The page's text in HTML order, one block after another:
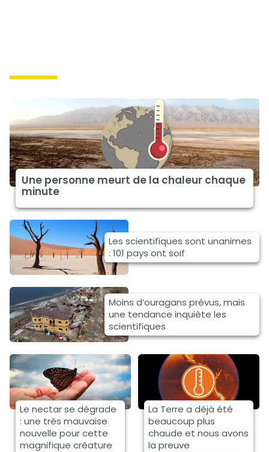
Une personne meurt de la chaleur chaque
minute
Les scientifiques sont unanimes
: 101 pays ont soif
Moins d’ouragans prévus, mais
une tendance inquiète les
scientifiques
Le nectar se dégrade
: une très mauvaise
nouvelle pour cette
magnifique créature
La Terre a déjà été
beaucoup plus
chaude et nous avons
la preuve